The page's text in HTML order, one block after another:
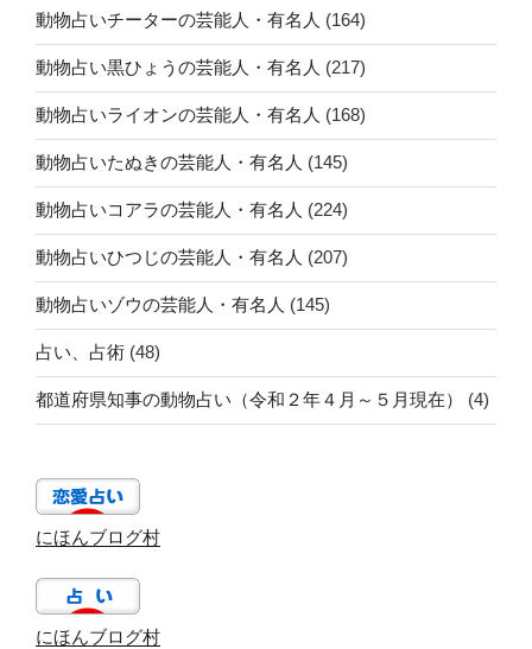
動物占いチーターの芸能人・有名人 (164)
動物占い黒ひょうの芸能人・有名人 (217)
動物占いライオンの芸能人・有名人 (168)
動物占いたぬきの芸能人・有名人 (145)
動物占いコアラの芸能人・有名人 (224)
動物占いひつじの芸能人・有名人 (207)
動物占いゾウの芸能人・有名人 (145)
占い、占術 (48)
都道府県知事の動物占い（令和２年４月～５月現在） (4)
にほんブログ村
にほんブログ村